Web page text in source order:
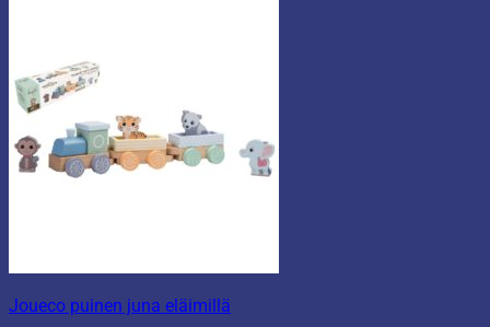
Joueco puinen juna eläimillä